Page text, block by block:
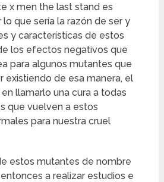
x men the last stand es
lo que sería la razón de ser y
y características de estos
los efectos negativos que
para algunos mutantes que
existiendo de esa manera, el
llamarlo una cura a todas
que vuelven a estos
para nuestra cruel
estos mutantes de nombre
a realizar estudios e